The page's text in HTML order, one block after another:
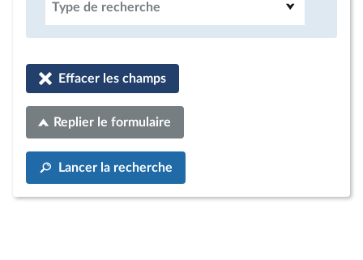
Type de recherche
Effacer les champs
Replier le formulaire
Lancer la recherche